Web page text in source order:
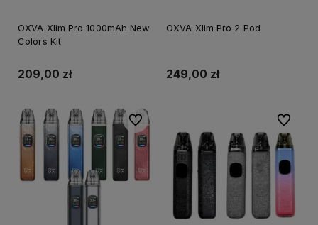
OXVA Xlim Pro 1000mAh New
Colors Kit
209,00 zł
OXVA Xlim Pro 2 Pod
249,00 zł
Do ulubionych Do